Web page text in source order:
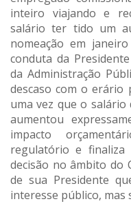
inteiro viajando e
salário ter tido um
nomeação em
conduta da
da Administração
descaso com o erário
uma vez que o salário
aumentou
impacto
regulatório e finaliza
decisão no âmbito do
de sua Presidente
interesse público, mas